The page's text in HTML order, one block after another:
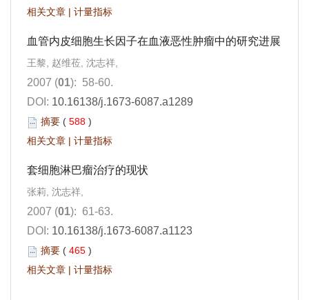
相关文章 | 计量指标
血管内皮细胞生长因子在血液恶性肿瘤中的研究进展
王黎, 赵维莅, 沈志祥,
2007 (01): 58-60.
DOI: 10.16138/j.1673-6087.a1289
摘要 ( 588 )
相关文章 | 计量指标
套细胞淋巴瘤治疗的现状
张莉, 沈志祥,
2007 (01): 61-63.
DOI: 10.16138/j.1673-6087.a1123
摘要 ( 465 )
相关文章 | 计量指标